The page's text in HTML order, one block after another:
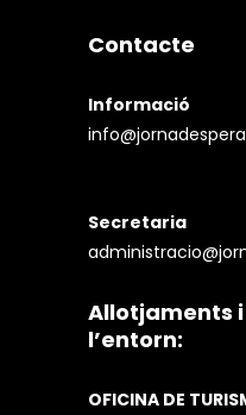
Contacte
Informació
Secretaria
Allotjaments
l’entorn:
OFICINA DE